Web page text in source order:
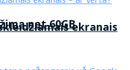
net 60GBekranais